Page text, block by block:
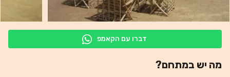
דברו עם הקאמפ
מה יש במתחם?